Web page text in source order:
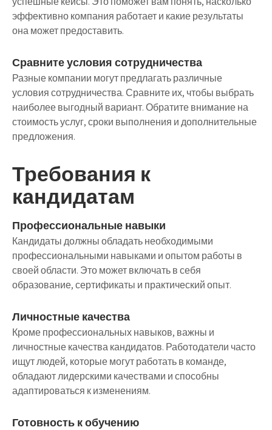
эффективно компания работает и какие результаты
она может предоставить.
Сравните условия сотрудничества
Разные компании могут предлагать различные
условия сотрудничества. Сравните их, чтобы выбрать
наиболее выгодный вариант. Обратите внимание на
стоимость услуг, сроки выполнения и дополнительные
предложения.
Требования к
кандидатам
Профессиональные навыки
Кандидаты должны обладать необходимыми
профессиональными навыками и опытом работы в
своей области. Это может включать в себя
образование, сертификаты и практический опыт.
Личностные качества
Кроме профессиональных навыков, важны и
личностные качества кандидатов. Работодатели часто
ищут людей, которые могут работать в команде,
обладают лидерскими качествами и способны
адаптироваться к изменениям.
Готовность к обучению